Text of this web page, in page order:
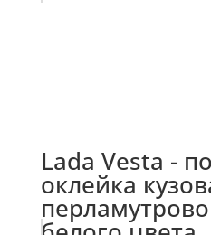
Lada Vesta -
оклейка